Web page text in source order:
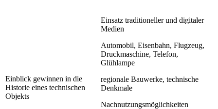
Einblick gewinnen in die
Historie eines technischen
Objekts
Einsatz traditioneller und digitaler
Medien
Automobil, Eisenbahn, Flugzeug,
Druckmaschine, Telefon,
Glühlampe
regionale Bauwerke, technische
Denkmale
Nachnutzungsmöglichkeiten